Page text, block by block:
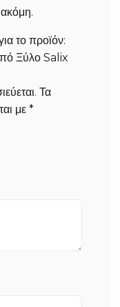
το προϊόν:
Ξύλο Salix
Τα
με *